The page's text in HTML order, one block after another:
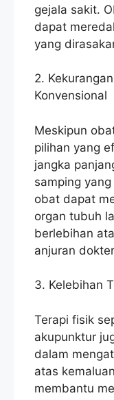
gejala sakit.
dapat
yang
2.
Konvensional
Meskipun
pilihan yang
jangka
samping
obat dapat
organ tubuh
berlebihan
anjuran
3. Kelebihan
Terapi fisik
akupunktur
dalam
atas
membantu